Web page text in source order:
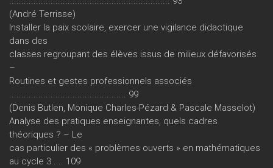
(André Terrisse)
Installer la paix scolaire, exercer une vigilance didactique
dans des
classes regroupant des élèves issus de milieux défavorisés
–
Routines et gestes professionnels associés
................................................ 99
(Denis Butlen, Monique Charles-Pézard & Pascale Masselot)
Analyse des pratiques enseignantes, quels cadres
théoriques ? – Le
cas particulier des « problèmes ouverts » en mathématiques
au cycle 3 .... 109